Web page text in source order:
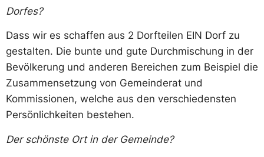
Dorfes?
Dass wir es schaffen aus 2 Dorfteilen EIN Dorf zu
gestalten. Die bunte und gute Durchmischung in der
Bevölkerung und anderen Bereichen zum Beispiel die
Zusammensetzung von Gemeinderat und
Kommissionen, welche aus den verschiedensten
Persönlichkeiten bestehen.
Der schönste Ort in der Gemeinde?